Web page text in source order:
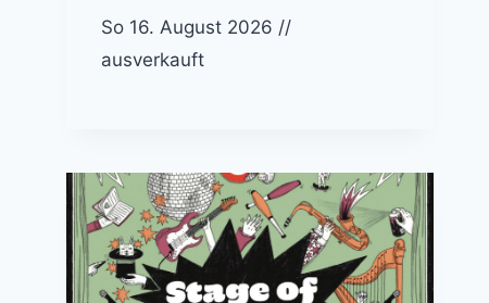
So 16. August 2026 //
ausverkauft